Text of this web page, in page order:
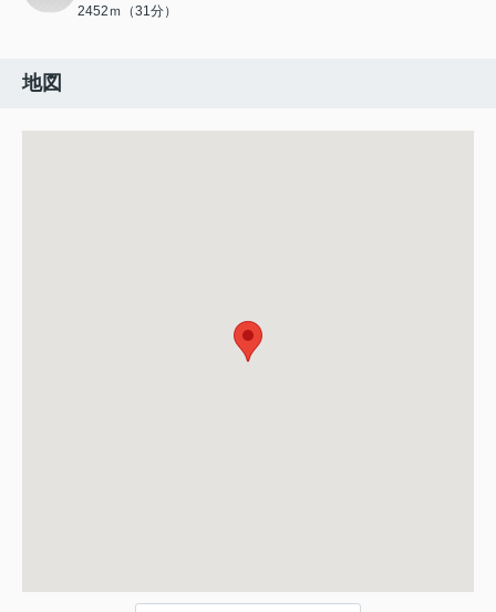
2452ｍ（31分）
地図